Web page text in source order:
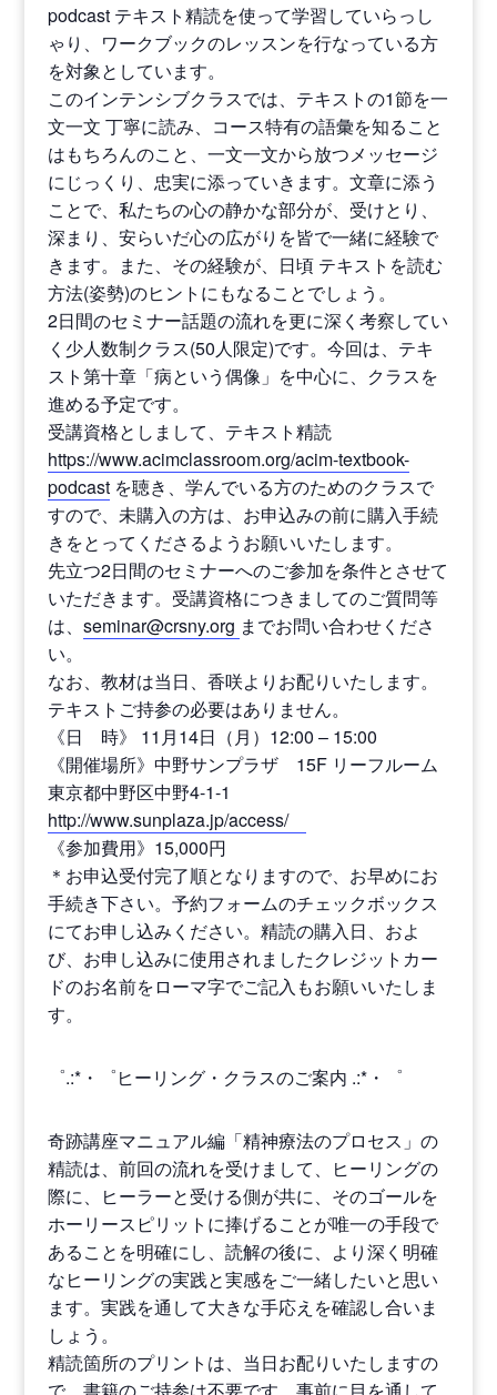
podcast テキスト精読を使って学習していらっし
ゃり、ワークブックのレッスンを行なっている方
を対象としています。
このインテンシブクラスでは、テキストの1節を一
文一文 丁寧に読み、コース特有の語彙を知ること
はもちろんのこと、一文一文から放つメッセージ
にじっくり、忠実に添っていきます。文章に添う
ことで、私たちの心の静かな部分が、受けとり、
深まり、安らいだ心の広がりを皆で一緒に経験で
きます。また、その経験が、日頃 テキストを読む
方法(姿勢)のヒントにもなることでしょう。
2日間のセミナー話題の流れを更に深く考察してい
く少人数制クラス(50人限定)です。今回は、テキ
スト第十章「病という偶像」を中心に、クラスを
進める予定です。
受講資格としまして、テキスト精読
https://www.acimclassroom.org/acim-textbook-
podcastを聴き、学んでいる方のためのクラスで
すので、未購入の方は、お申込みの前に購入手続
きをとってくださるようお願いいたします。
先立つ2日間のセミナーへのご参加を条件とさせて
いただきます。受講資格につきましてのご質問等
は、 seminar@crsny.org までお問い合わせくださ
い。
なお、教材は当日、香咲よりお配りいたします。
テキストご持参の必要はありません。
《日 時》 11月14日（月）12:00 – 15:00
《開催場所》中野サンプラザ 15F リーフルーム
東京都中野区中野4-1-1
http://www.sunplaza.jp/access/
《参加費用》15,000円
＊お申込受付完了順となりますので、お早めにお
手続き下さい。予約フォームのチェックボックス
にてお申し込みください。精読の購入日、およ
び、お申し込みに使用されましたクレジットカー
ドのお名前をローマ字でご記入もお願いいたしま
す。
゜.:*・゜ヒーリング・クラスのご案内 .:*・゜
奇跡講座マニュアル編「精神療法のプロセス」の
精読は、前回の流れを受けまして、ヒーリングの
際に、ヒーラーと受ける側が共に、そのゴールを
ホーリースピリットに捧げることが唯一の手段で
あることを明確にし、読解の後に、より深く明確
なヒーリングの実践と実感をご一緒したいと思い
ます。実践を通して大きな手応えを確認し合いま
しょう。
精読箇所のプリントは、当日お配りいたしますの